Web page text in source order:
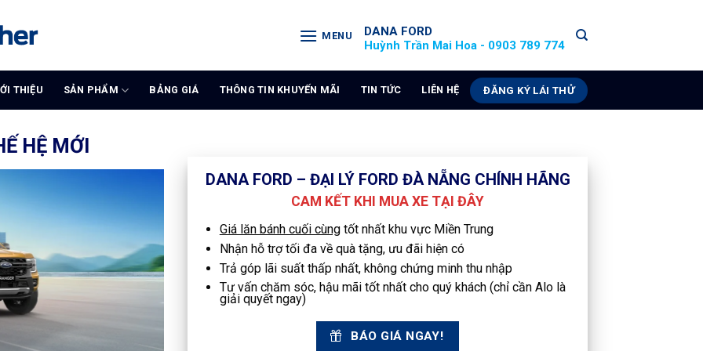
MENU
DANA FORD
Huỳnh Trần Mai Hoa - 0903 789 774
THIỆU SẢN PHẨM BẢNG GIÁ THÔNG TIN KHUYẾN MÃI TIN TỨC LIÊN HỆ ĐĂNG KÝ LÁI THỬ
HỆ MỚI
DANA FORD – ĐẠI LÝ FORD ĐÀ NẴNG CHÍNH HÃNG
CAM KẾT KHI MUA XE TẠI ĐÂY
Giá lăn bánh cuối cùngtốt nhất khu vực Miền Trung
Nhận hỗ trợ tối đa về quà tặng, ưu đãi hiện có
Trả góp lãi suất thấp nhất, không chứng minh thu nhập
Tư vấn chăm sóc, hậu mãi tốt nhất cho quý khách (chỉ cần Alo là
giải quyết ngay)
BÁO GIÁ NGAY!